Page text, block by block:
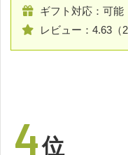
ギフト対応：可能
レビュー：4.63（
4位